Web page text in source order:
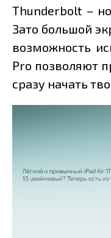
Thunderbolt –
Зато большой
возможность
Pro позволяют
сразу начать